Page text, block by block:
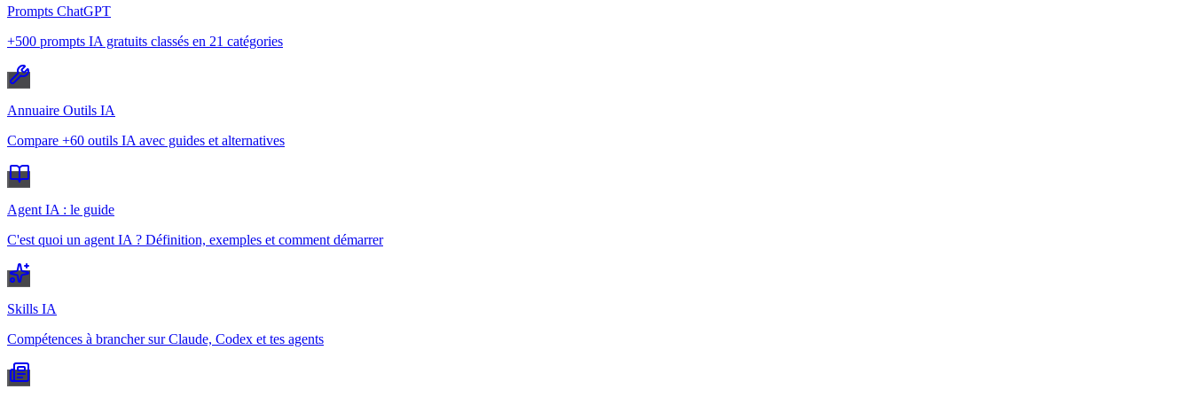
Prompts ChatGPT
+500 prompts IA gratuits classés en 21 catégories
Annuaire Outils IA
Compare +60 outils IA avec guides et alternatives
Agent IA : le guide
C'est quoi un agent IA ? Définition, exemples et comment démarrer
Skills IA
Compétences à brancher sur Claude, Codex et tes agents